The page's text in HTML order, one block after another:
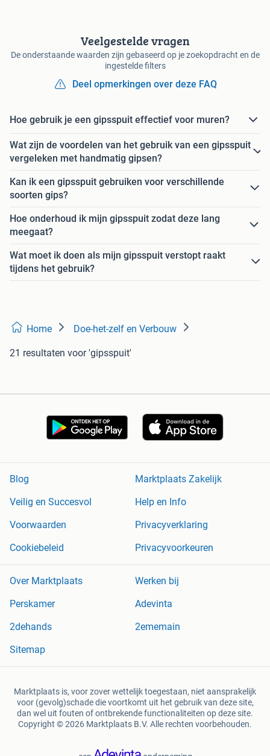
Veelgestelde vragen
De onderstaande waarden zijn gebaseerd op je zoekopdracht en de
ingestelde filters
Deel opmerkingen over deze FAQ
Hoe gebruik je een gipsspuit effectief voor muren?
Wat zijn de voordelen van het gebruik van een gipsspuit
vergeleken met handmatig gipsen?
Kan ik een gipsspuit gebruiken voor verschillende
soorten gips?
Hoe onderhoud ik mijn gipsspuit zodat deze lang
meegaat?
Wat moet ik doen als mijn gipsspuit verstopt raakt
tijdens het gebruik?
Home Doe-het-zelf en Verbouw
21 resultaten voor 'gipsspuit'
Blog
Marktplaats Zakelijk
Veilig en Succesvol
Help en Info
Voorwaarden
Privacyverklaring
Cookiebeleid
Privacyvoorkeuren
Over Marktplaats
Werken bij
Perskamer
Adevinta
2dehands
2ememain
Sitemap
Marktplaats is, voor zover wettelijk toegestaan, niet aansprakelijk
voor (gevolg)schade die voortkomt uit het gebruik van deze site,
dan wel uit fouten of ontbrekende functionaliteiten op deze site.
Copyright © 2026 Marktplaats B.V. Alle rechten voorbehouden.